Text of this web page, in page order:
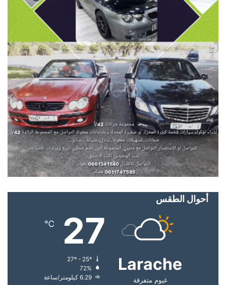
أحوال الطقس
Larache
غيوم متفرقة
27
℃
72%
6.29 كيلومتر/ساعة